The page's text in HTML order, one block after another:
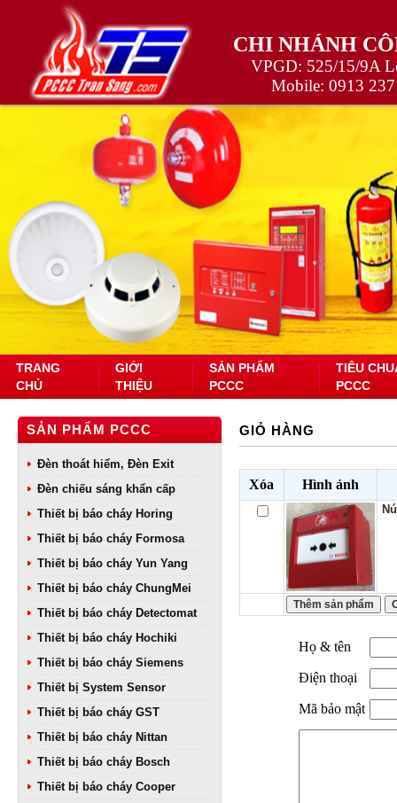
CHI NHÁNH
VPGD: 525/15/9A
Mobile: 0913
TRANG
CHỦ
GIỚI
THIỆU
SẢN PHẨM
PCCC
TIÊU
PCCC
SẢN PHẨM PCCC
Đèn thoát hiểm, Đèn Exit
Đèn chiếu sáng khẩn cấp
Thiết bị báo cháy Horing
Thiết bị báo cháy Formosa
Thiết bị báo cháy Yun Yang
Thiết bị báo cháy ChungMei
Thiết bị báo cháy Detectomat
Thiết bị báo cháy Hochiki
Thiết bị báo cháy Siemens
Thiết bị System Sensor
Thiết bị báo cháy GST
Thiết bị báo cháy Nittan
Thiết bị báo cháy Bosch
Thiết bị báo cháy Cooper
GIỎ HÀNG
Xóa Hình ảnh
Họ & tên
Điện thoại
Mã bảo mật